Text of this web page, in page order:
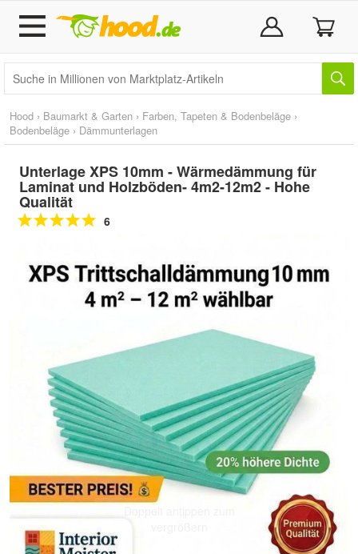
Hood › Baumarkt & Garten › Farben, Tapeten & Bodenbeläge ›
Bodenbeläge › Dämmunterlagen
Unterlage XPS 10mm - Wärmedämmung für
Laminat und Holzböden- 4m2-12m2 - Hohe
Qualität
6
Doppelt antippen zum